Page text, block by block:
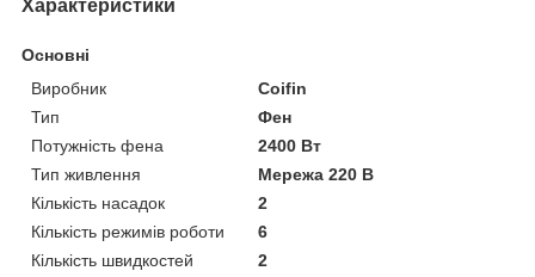
Характеристики
Основні
Виробник
Coifin
Тип
Фен
Потужність фена
2400 Вт
Тип живлення
Мережа 220 В
Кількість насадок
2
Кількість режимів роботи
6
Кількість швидкостей
2